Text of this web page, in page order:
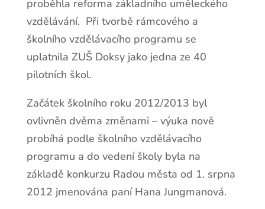
proběhla reforma základního uměleckého
vzdělávání. Při tvorbě rámcového a
školního vzdělávacího programu se
uplatnila ZUŠ Doksy jako jedna ze 40
pilotních škol.
Začátek školního roku 2012/2013 byl
ovlivněn dvěma změnami – výuka nově
probíhá podle školního vzdělávacího
programu a do vedení školy byla na
základě konkurzu Radou města od 1. srpna
2012 jmenována paní Hana Jungmanová.